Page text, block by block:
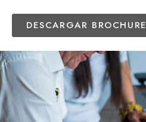
DESCARGAR BROCHURE